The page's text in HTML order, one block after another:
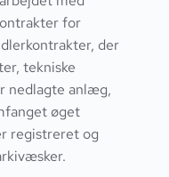
for
der
tekniske
nedlagte anlæg,
øget
registreret og